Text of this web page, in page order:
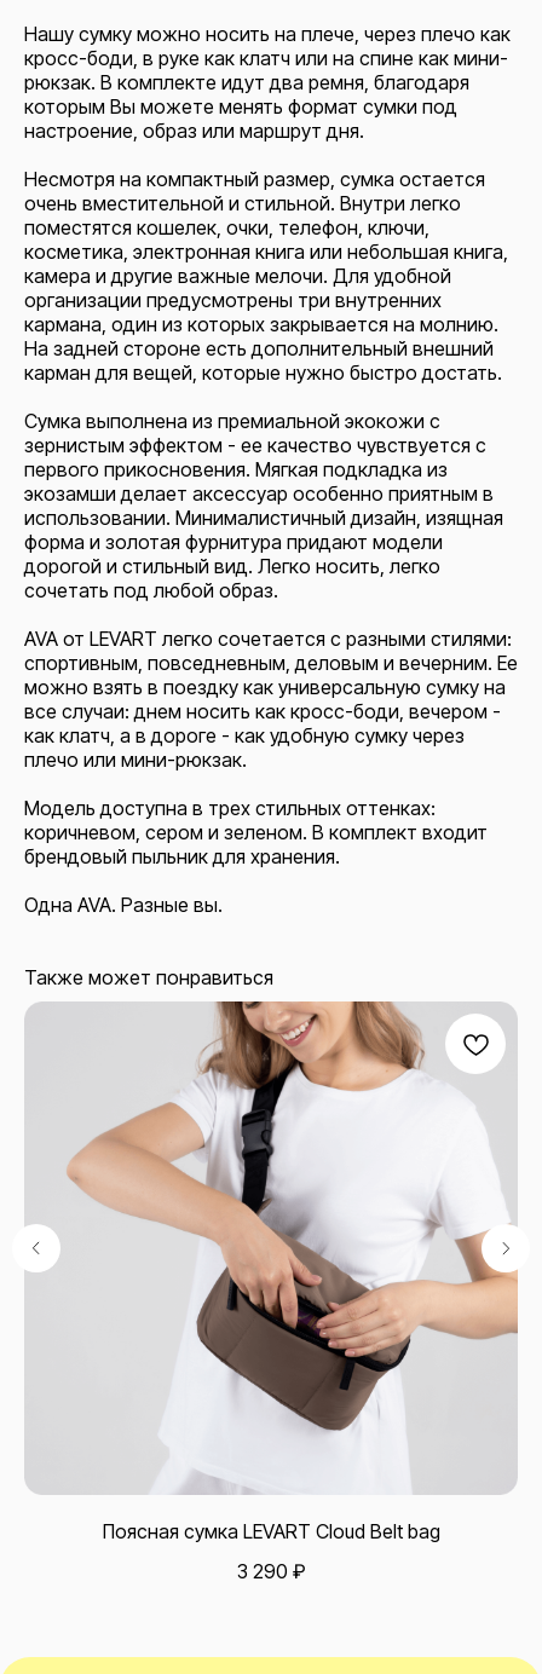
Нашу сумку можно носить на плече, через плечо как
кросс-боди, в руке как клатч или на спине как мини-
рюкзак. В комплекте идут два ремня, благодаря
которым Вы можете менять формат сумки под
настроение, образ или маршрут дня.
Несмотря на компактный размер, сумка остается
очень вместительной и стильной. Внутри легко
поместятся кошелек, очки, телефон, ключи,
косметика, электронная книга или небольшая книга,
камера и другие важные мелочи. Для удобной
организации предусмотрены три внутренних
кармана, один из которых закрывается на молнию.
На задней стороне есть дополнительный внешний
карман для вещей, которые нужно быстро достать.
Сумка выполнена из премиальной экокожи с
зернистым эффектом - ее качество чувствуется с
первого прикосновения. Мягкая подкладка из
экозамши делает аксессуар особенно приятным в
использовании. Минималистичный дизайн, изящная
форма и золотая фурнитура придают модели
дорогой и стильный вид. Легко носить, легко
сочетать под любой образ.
AVA от LEVART легко сочетается с разными стилями:
спортивным, повседневным, деловым и вечерним. Ее
можно взять в поездку как универсальную сумку на
все случаи: днем носить как кросс-боди, вечером -
как клатч, а в дороге - как удобную сумку через
плечо или мини-рюкзак.
Модель доступна в трех стильных оттенках:
коричневом, сером и зеленом. В комплект входит
брендовый пыльник для хранения.
Одна AVA. Разные вы.
Также может понравиться
Поясная сумка LEVART Cloud Belt bag
3 290 ₽
shop@levarttravel.ru
смотреть на карте
+7 499 113 01 95
Будни с 10 до 18 (по мск)
Офис